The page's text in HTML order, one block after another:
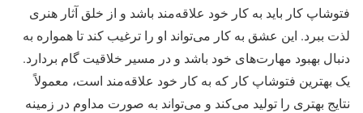
فتوشاپ کار باید به کار خود علاقه‌مند باشد و از خلق آثار هنری
لذت ببرد. این عشق به کار می‌تواند او را ترغیب کند تا همواره به
دنبال بهبود مهارت‌های خود باشد و در مسیر خلاقیت گام بردارد.
یک بهترین فتوشاپ کار که به کار خود علاقه‌مند است، معمولاً
نتایج بهتری را تولید می‌کند و می‌تواند به صورت مداوم در زمینه